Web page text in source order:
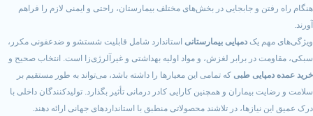
و جابجایی در بخش‌های مختلف بیمارستان، راحتی و ایمنی لازم را فراهم
یک دمپایی بیمارستانیاستاندارد شامل قابلیت شستشو و ضدعفونی مکرر،
در برابر لغزش، و مواد اولیه بهداشتی و غیرآلرژی‌زا است. انتخاب صحیح و
طبیکه تمامی این معیارها را داشته باشد، می‌تواند به طور مستقیم بر
و همچنین کارایی کادر درمانی تأثیر بگذارد. تولیدکنندگان داخلی با
در تلاشند محصولاتی منطبق با استانداردهای جهانی ارائه دهند.